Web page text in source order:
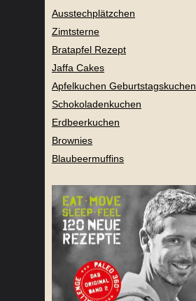
Ausstechplätzchen
Zimtsterne
Bratapfel Rezept
Jaffa Cakes
Apfelkuchen Geburtstagskuchen
Schokoladenkuchen
Erdbeerkuchen
Brownies
Blaubeermuffins